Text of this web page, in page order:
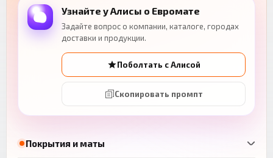
Покрытия и маты
Узнайте у Алисы о Евромате
Задайте вопрос о компании, каталоге, городах
доставки и продукции.
Поболтать с Алисой
Скопировать промпт